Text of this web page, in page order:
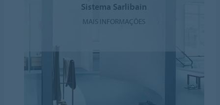
Sistema Sarlibain
MAIS INFORMAÇÕES